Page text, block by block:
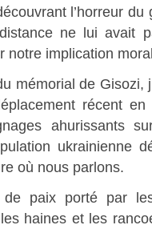
l’horreur
ne lui avait
notre implication
mémorial de Gisozi,
récent
ahurissants
ukrainienne
où nous parlons.
paix porté par
haines et les